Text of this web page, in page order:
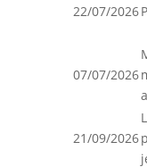
22/07/2026
07/07/2026
21/09/2026